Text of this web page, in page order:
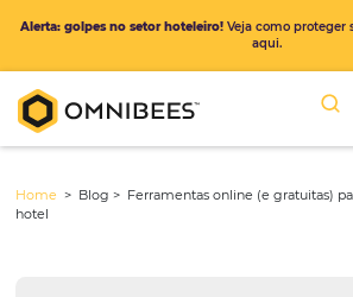
Alerta: golpes no setor hoteleiro!Veja como